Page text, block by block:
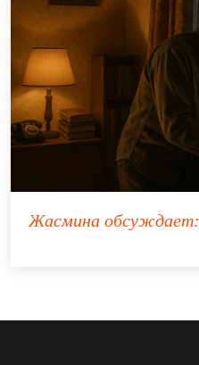
Жасмина обсуждает: